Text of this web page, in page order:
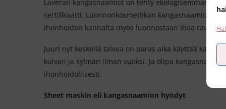
Laveran kangasnaamiot on tehty ekologisemmasta
sertifikaatti. Luonnonkosmetiikan
ihonhoidon kannalta myös luonnostaan ihoa
Juuri nyt keskellä talvea on paras aika käyttää
kuivan ja kylmän ilman vuoksi. Ja olipa
ihonhoidollisesti.
Sheet maskin eli kangasnaamion hyödyt